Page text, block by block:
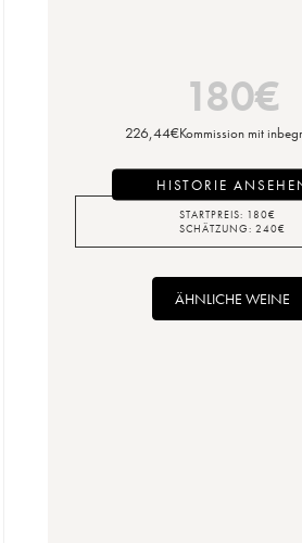
180€
226,44€Kommission mit
HISTORIE
STARTPREIS: 180€
SCHÄTZUNG: 240€
ÄHNLICHE WEINE